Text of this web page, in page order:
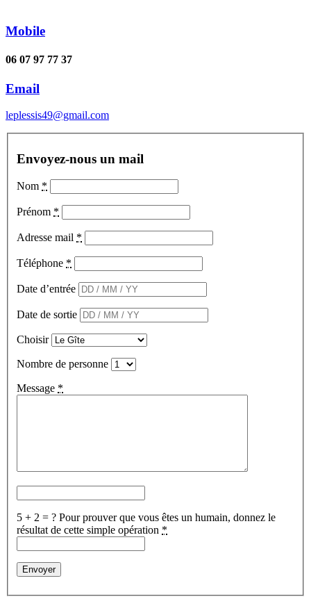
Mobile
06 07 97 77 37
Email
leplessis49@gmail.com
Envoyez-nous un mail
Nom *
Prénom *
Adresse mail *
Téléphone *
Date d’entrée
Date de sortie
Choisir
Nombre de personne
Message *
5 + 2 = ? Pour prouver que vous êtes un humain, donnez le
résultat de cette simple opération *